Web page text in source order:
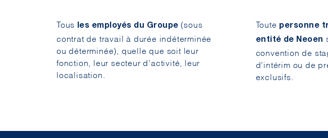
Tous les employés du Groupe (sous
contrat de travail à durée indéterminée
ou déterminée), quelle que soit leur
fonction, leur secteur d’activité, leur
localisation.
Toute
personne
entité de Neoen
convention de
d’intérim ou de
exclusifs.